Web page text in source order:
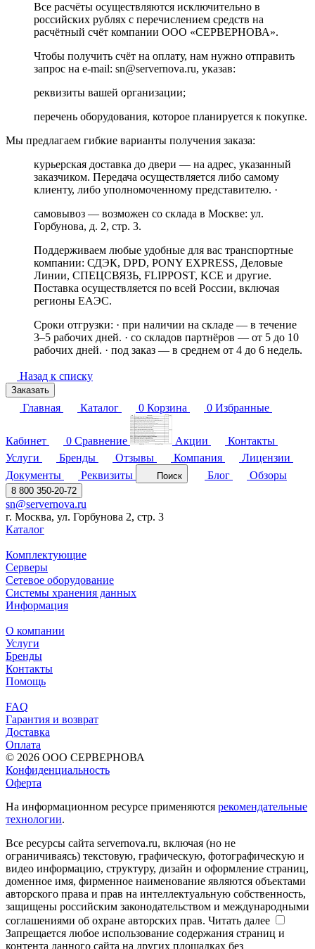
Все расчёты осуществляются исключительно в
российских рублях с перечислением средств на
расчётный счёт компании ООО «СЕРВЕРНОВА».
Чтобы получить счёт на оплату, нам нужно отправить
запрос на e-mail: sn@servernova.ru, указав:
реквизиты вашей организации;
перечень оборудования, которое планируется к покупке.
Мы предлагаем гибкие варианты получения заказа:
курьерская доставка до двери — на адрес, указанный
заказчиком. Передача осуществляется либо самому
клиенту, либо уполномоченному представителю. ·
самовывоз — возможен со склада в Москве: ул.
Горбунова, д. 2, стр. 3.
Поддерживаем любые удобные для вас транспортные
компании: СДЭК, DPD, PONY EXPRESS, Деловые
Линии, СПЕЦСВЯЗЬ, FLIPPOST, KCE и другие.
Поставка осуществляется по всей России, включая
регионы ЕАЭС.
Сроки отгрузки: · при наличии на складе — в течение
3–5 рабочих дней. · со складов партнёров — от 5 до 10
рабочих дней. · под заказ — в среднем от 4 до 6 недель.
Назад к списку
Заказать
Главная Каталог 0 Корзина 0 Избранные
Кабинет 0 Сравнение Акции
Контакты
Услуги
Бренды Отзывы Компания
Лицензии
Документы
Реквизиты Поиск Блог Обзоры
8 800 350-20-72
sn@servernova.ru
г. Москва, ул. Горбунова 2, стр. 3
Каталог
Комплектующие
Серверы
Сетевое оборудование
Системы хранения данных
Информация
О компании
Услуги
Бренды
Контакты
Помощь
FAQ
Гарантия и возврат
Доставка
Оплата
© 2026 ООО СЕРВЕРНОВА
Конфиденциальность
Оферта
На информационном ресурсе применяются рекомендательные
технологии.
Все ресурсы сайта servernova.ru, включая (но не
ограничиваясь) текстовую, графическую, фотографическую и
видео информацию, структуру, дизайн и оформление страниц,
доменное имя, фирменное наименование являются объектами
авторского права и прав на интеллектуальную собственность,
защищены российским законодательством и международными
соглашениями об охране авторских прав. Читать далее
Запрещается любое использование содержания страниц и
контента данного сайта на других площадках без